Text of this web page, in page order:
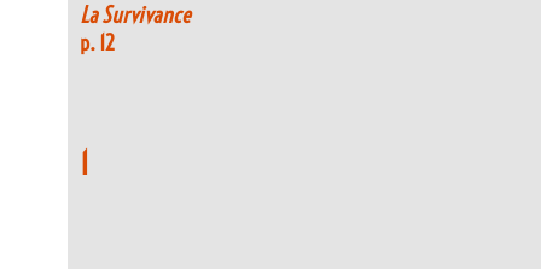
La Survivance
p. 12
1